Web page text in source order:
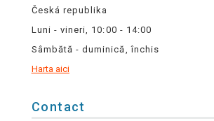
Česká republika
Luni - vineri, 10:00 - 14:00
Sâmbătă - duminică, închis
Harta aici
Contact